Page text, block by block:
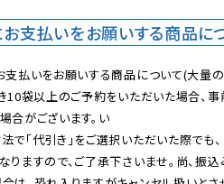
支払いをお願いする商品に
払いをお願いする商品について(大量
10袋以上のご予約をいただいた場合、
合がございます。い
で「代引き」をご選択いただいた際でも
りますので、ご了承下さいませ。尚、振